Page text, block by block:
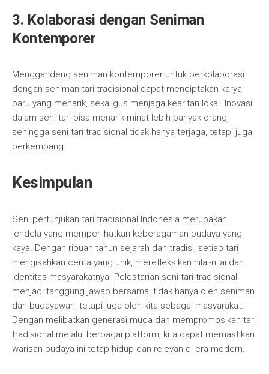
3. Kolaborasi dengan Seniman
Kontemporer
Menggandeng seniman kontemporer untuk berkolaborasi
dengan seniman tari tradisional dapat menciptakan karya
baru yang menarik, sekaligus menjaga kearifan lokal. Inovasi
dalam seni tari bisa menarik minat lebih banyak orang,
sehingga seni tari tradisional tidak hanya terjaga, tetapi juga
berkembang.
Kesimpulan
Seni pertunjukan tari tradisional Indonesia merupakan
jendela yang memperlihatkan keberagaman budaya yang
kaya. Dengan ribuan tahun sejarah dan tradisi, setiap tari
mengisahkan cerita yang unik, merefleksikan nilai-nilai dan
identitas masyarakatnya. Pelestarian seni tari tradisional
menjadi tanggung jawab bersama, tidak hanya oleh seniman
dan budayawan, tetapi juga oleh kita sebagai masyarakat.
Dengan melibatkan generasi muda dan mempromosikan tari
tradisional melalui berbagai platform, kita dapat memastikan
warisan budaya ini tetap hidup dan relevan di era modern.